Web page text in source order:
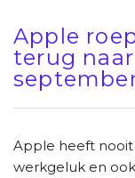
Apple
terug
Apple heeft
werkgeluk en